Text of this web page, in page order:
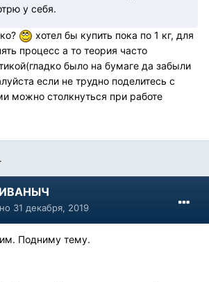
у себя.
хотел бы купить пока по 1 кг, для
процесс а то теория часто
было на бумаге да забыли
если не трудно поделитесь с
можно столкнуться при работе
ИВАНЫЧ
31 декабря, 2019
Подниму тему.